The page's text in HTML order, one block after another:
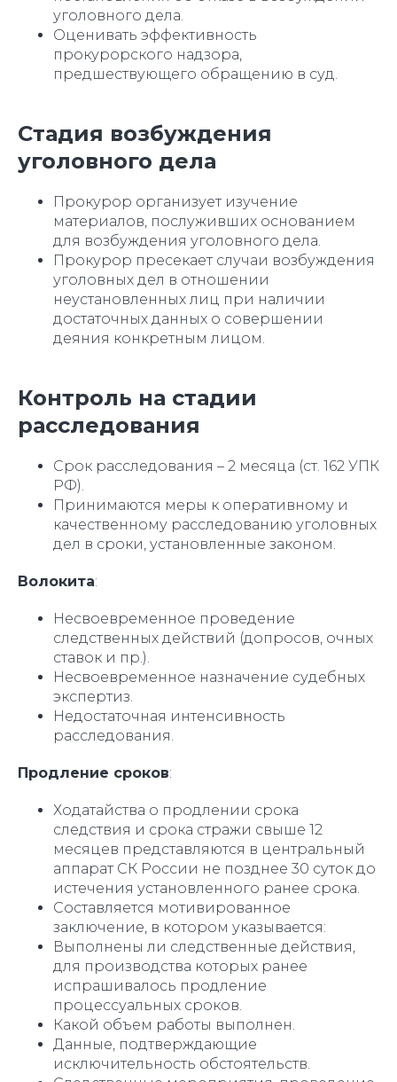
уголовного дела.
Оценивать эффективность
прокурорского надзора,
предшествующего обращению в суд.
Стадия возбуждения
уголовного дела
Прокурор организует изучение
материалов, послуживших основанием
для возбуждения уголовного дела.
Прокурор пресекает случаи возбуждения
уголовных дел в отношении
неустановленных лиц при наличии
достаточных данных о совершении
деяния конкретным лицом.
Контроль на стадии
расследования
Срок расследования – 2 месяца (ст. 162 УПК
РФ).
Принимаются меры к оперативному и
качественному расследованию уголовных
дел в сроки, установленные законом.
Волокита:
Несвоевременное проведение
следственных действий (допросов, очных
ставок и пр.).
Несвоевременное назначение судебных
экспертиз.
Недостаточная интенсивность
расследования.
Продление сроков:
Ходатайства о продлении срока
следствия и срока стражи свыше 12
месяцев представляются в центральный
аппарат СК России не позднее 30 суток до
истечения установленного ранее срока.
Составляется мотивированное
заключение, в котором указывается:
Выполнены ли следственные действия,
для производства которых ранее
испрашивалось продление
процессуальных сроков.
Какой объем работы выполнен.
Данные, подтверждающие
исключительность обстоятельств.